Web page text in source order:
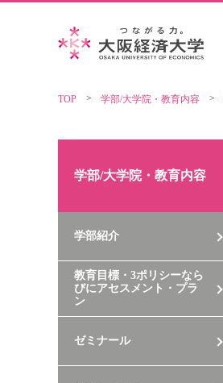
TOP 学部/大学院・教育内容
学部/大学院・教育内容
学部紹介
教育目標・3ポリシーなら
びにアセスメント・プラ
ン
ゼミナール